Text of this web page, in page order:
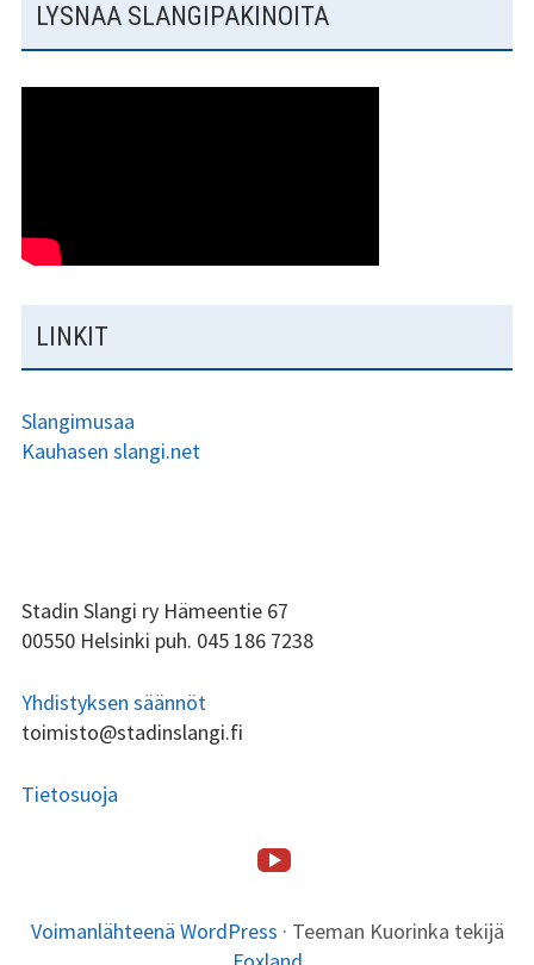
LYSNAA SLANGIPAKINOITA
LINKIT
Slangimusaa
Kauhasen slangi.net
ALAPALKIN
SIVUPALKKI
Stadin Slangi ry Hämeentie 67
00550 Helsinki puh. 045 186 7238
Yhdistyksen säännöt
toimisto@stadinslangi.fi
Tietosuoja
Etusivu
Stadin
ry
Toiminta
Tsilari
Stadin
ja
Voimanlähteenä WordPress · Teeman Kuorinka tekijä